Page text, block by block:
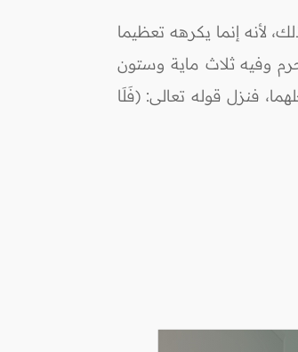
لأنه إنما يكرهه تعظيما
وفيه ثلاث ماية وستون
فنزل قوله تعالى: (فَلَا